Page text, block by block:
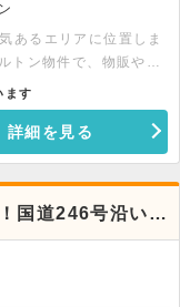
あるエリアに位置しま
トン物件で、物販や軽
せをお待ちしておりま
ます
詳細を見る
国道246号沿い2